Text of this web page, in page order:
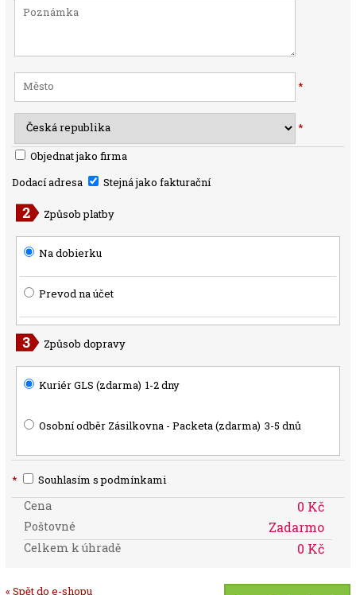
*
*
Objednat jako firma
Dodací adresa
Stejná jako fakturační
Způsob platby
Na dobierku
Prevod na účet
Způsob dopravy
Kuriér GLS (zdarma) 1-2 dny
Osobní odběr Zásilkovna - Packeta (zdarma) 3-5 dnů
* Souhlasím s podmínkami
Cena 0 Kč
Poštovné Zadarmo
Celkem k úhradě 0 Kč
« Spět do e-shopu